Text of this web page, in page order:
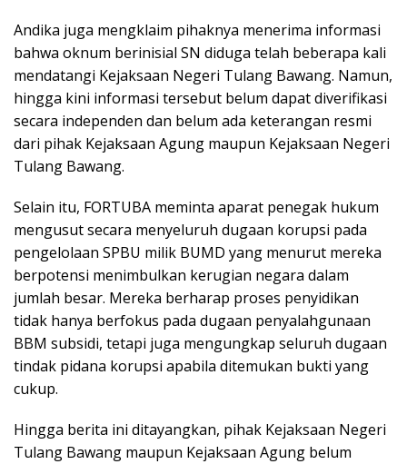
Andika juga mengklaim pihaknya menerima informasi
bahwa oknum berinisial SN diduga telah beberapa kali
mendatangi Kejaksaan Negeri Tulang Bawang. Namun,
hingga kini informasi tersebut belum dapat diverifikasi
secara independen dan belum ada keterangan resmi
dari pihak Kejaksaan Agung maupun Kejaksaan Negeri
Tulang Bawang.
Selain itu, FORTUBA meminta aparat penegak hukum
mengusut secara menyeluruh dugaan korupsi pada
pengelolaan SPBU milik BUMD yang menurut mereka
berpotensi menimbulkan kerugian negara dalam
jumlah besar. Mereka berharap proses penyidikan
tidak hanya berfokus pada dugaan penyalahgunaan
BBM subsidi, tetapi juga mengungkap seluruh dugaan
tindak pidana korupsi apabila ditemukan bukti yang
cukup.
Hingga berita ini ditayangkan, pihak Kejaksaan Negeri
Tulang Bawang maupun Kejaksaan Agung belum